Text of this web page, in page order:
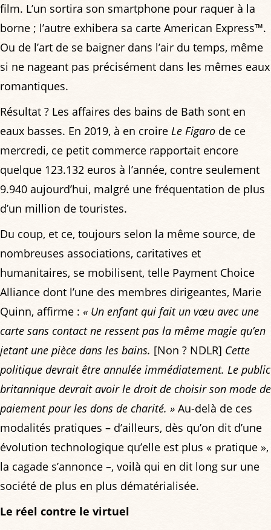
film. L’un sortira son smartphone pour raquer à la
borne ; l’autre exhibera sa carte American Express™.
Ou de l’art de se baigner dans l’air du temps, même
si ne nageant pas précisément dans les mêmes eaux
romantiques.
Résultat ? Les affaires des bains de Bath sont en
eaux basses. En 2019, à en croire Le Figaro de ce
mercredi, ce petit commerce rapportait encore
quelque 123.132 euros à l’année, contre seulement
9.940 aujourd’hui, malgré une fréquentation de plus
d’un million de touristes.
Du coup, et ce, toujours selon la même source, de
nombreuses associations, caritatives et
humanitaires, se mobilisent, telle Payment Choice
Alliance dont l’une des membres dirigeantes, Marie
Quinn, affirme : « Un enfant qui fait un vœu avec une
carte sans contact ne ressent pas la même magie qu’en
jetant une pièce dans les bains. [Non ? NDLR] Cette
politique devrait être annulée immédiatement. Le public
britannique devrait avoir le droit de choisir son mode de
paiement pour les dons de charité. » Au-delà de ces
modalités pratiques – d’ailleurs, dès qu’on dit d’une
évolution technologique qu’elle est plus « pratique »,
la cagade s’annonce –, voilà qui en dit long sur une
société de plus en plus dématérialisée.
Le réel contre le virtuel